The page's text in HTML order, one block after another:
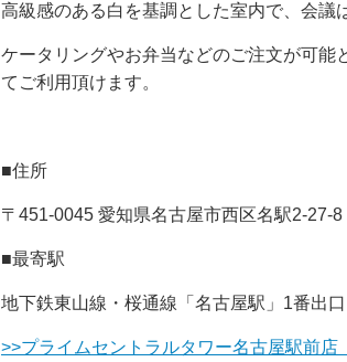
高級感のある白を基調とした室内で、会議
ケータリングやお弁当などのご注文が可能
てご利用頂けます。
■住所
〒451-0045 愛知県名古屋市西区名駅2-27-
■最寄駅
地下鉄東山線・桜通線「名古屋駅」1番出
>>プライムセントラルタワー名古屋駅前